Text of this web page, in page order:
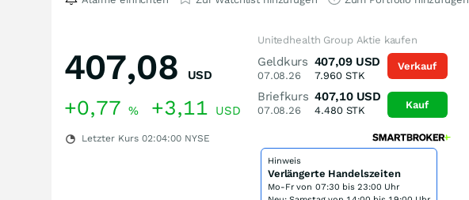
407,08 USD
+0,77 % +3,11 USD
Letzter Kurs 02:04:00 NYSE
Unitedhealth Group Aktie kaufen
Geldkurs
07.08.26
407,09 USD
7.960STK
Briefkurs
07.08.26
407,10 USD
4.480STK
Verkauf
Kauf
Hinweis
Verlängerte Handelszeiten
Mo-Fr von 07:30 bis 23:00 Uhr